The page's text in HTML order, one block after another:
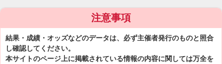
注意事項
結果・成績・オッズなどのデータは、必ず主催者発行のものと照合
し確認してください。
本サイトのページ上に掲載されている情報の内容に関しては万全を